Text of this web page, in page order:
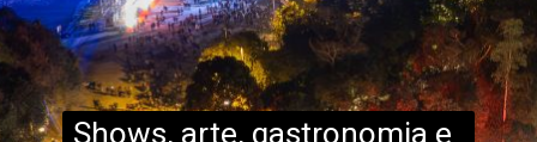
Shows, arte, gastronomia e